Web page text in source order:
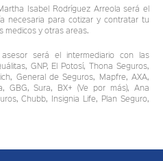
Isabel Rodríguez Arreola será el
necesaria para cotizar y contratar tu
medicos y otras areas.
será el intermediario con las
GNP, El Potosí, Thona Seguros,
General de Seguros, Mapfre, AXA,
GBG, Sura, BX+ (Ve por más), Ana
Chubb, Insignia Life, Plan Seguro,